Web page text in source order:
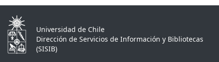
Universidad de Chile
Dirección de Servicios de Información y Bibliotecas
(SISIB)